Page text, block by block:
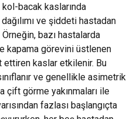
bacak kaslarında
ve şiddeti hastadan
bazı hastalarda
kapama görevini üstlenen
kaslar etkilenir. Bu
ve genellikle asimetrik
görme yakınmaları ile
fazlası başlangıçta